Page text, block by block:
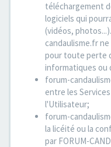
téléchargement
logiciels qui
(vidéos,
candaulisme.fr
pour toute perte
informatiques ou
forum-
entre les
l'Utilisateur;
forum-
la licéité ou la
par FORUM-